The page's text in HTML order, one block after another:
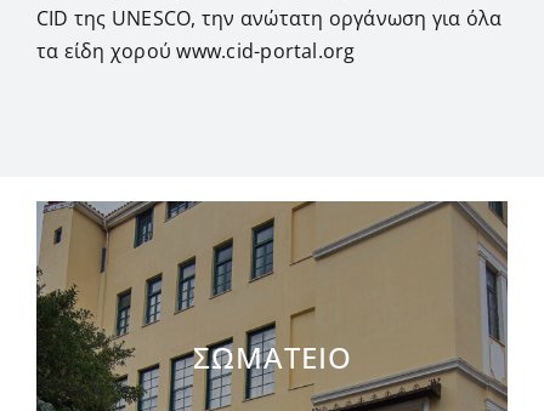
CID της UNESCO, την ανώτατη οργάνωση για όλα
τα είδη χορού www.cid-portal.org
ΣΩΜΑΤΕΙΟ